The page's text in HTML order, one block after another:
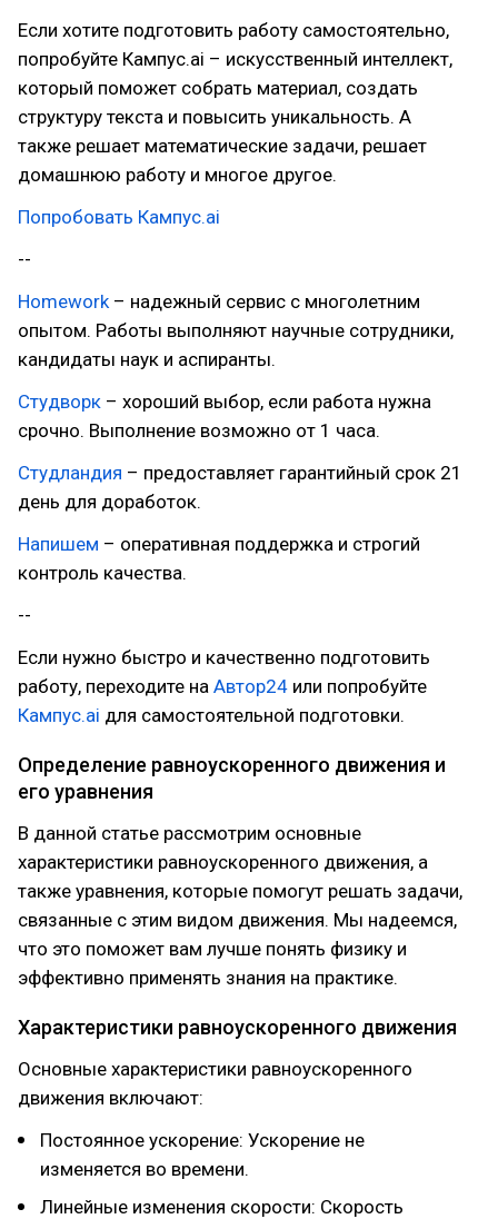
Если хотите подготовить работу самостоятельно,
попробуйте Кампус.ai – искусственный интеллект,
который поможет собрать материал, создать
структуру текста и повысить уникальность. А
также решает математические задачи, решает
домашнюю работу и многое другое.
Попробовать Кампус.ai
--
Homework– надежный сервис с многолетним
опытом. Работы выполняют научные сотрудники,
кандидаты наук и аспиранты.
Студворк – хороший выбор, если работа нужна
срочно. Выполнение возможно от 1 часа.
Студландия – предоставляет гарантийный срок 21
день для доработок.
Напишем – оперативная поддержка и строгий
контроль качества.
--
Если нужно быстро и качественно подготовить
работу, переходите на Автор24 или попробуйте
Кампус.ai для самостоятельной подготовки.
Определение равноускоренного движения и
его уравнения
В данной статье рассмотрим основные
характеристики равноускоренного движения, а
также уравнения, которые помогут решать задачи,
связанные с этим видом движения. Мы надеемся,
что это поможет вам лучше понять физику и
эффективно применять знания на практике.
Характеристики равноускоренного движения
Основные характеристики равноускоренного
движения включают:
Постоянное ускорение: Ускорение не
изменяется во времени.
Линейные изменения скорости: Скорость